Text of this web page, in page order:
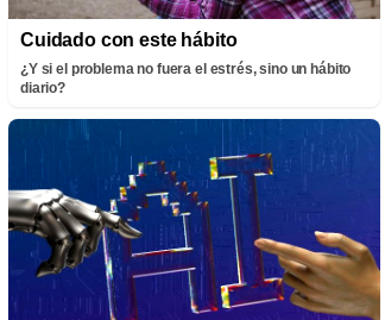
Cuidado con este hábito
¿Y si el problema no fuera el estrés, sino un hábito
diario?